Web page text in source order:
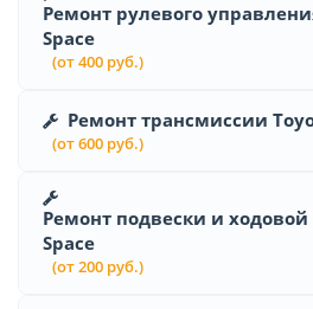
Ремонт рулевого
Space
(от 400 руб.)
Ремонт трансмиссии
(от 600 руб.)
Ремонт подвески и ходовой
Space
(от 200 руб.)